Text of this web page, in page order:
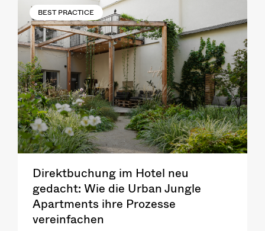
BEST PRACTICE
Direktbuchung im Hotel neu
gedacht: Wie die Urban Jungle
Apartments ihre Prozesse
vereinfachen